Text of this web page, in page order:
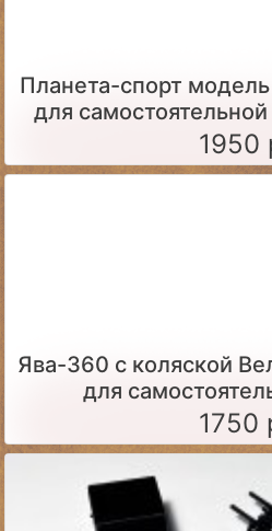
Планета-спорт
для
1:24)
1950
Ява-360 c коляской
для
1750